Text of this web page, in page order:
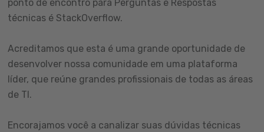
ponto de encontro para Perguntas e Respostas
técnicas é StackOverflow.
Acreditamos que esta é uma grande oportunidade de
desenvolver nossa comunidade em uma plataforma
líder, que reúne grandes profissionais de todas as áreas
de TI.
Encorajamos você a canalizar suas dúvidas técnicas